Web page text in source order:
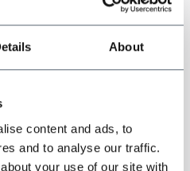
About
content and ads, to
and to analyse our traffic.
your use of our site with